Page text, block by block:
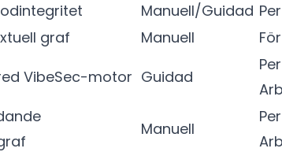
Manuell/Guidad
graf Manuell
VibeSec-motor Guidad
Per
Manuell
Per